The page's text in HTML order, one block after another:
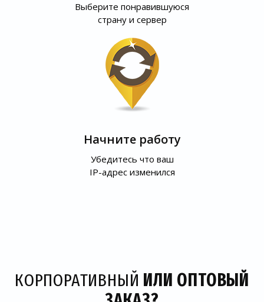
Выберите понравившуюся
страну и сервер
Начните работу
Убедитесь что ваш
IP-адрес изменился
КОРПОРАТИВНЫЙ ИЛИ ОПТОВЫЙ